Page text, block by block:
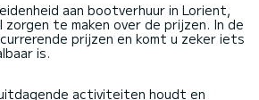
aan bootverhuur in Lorient,
te maken over de prijzen. In de
prijzen en komt u zeker iets
is.
activiteiten houdt en